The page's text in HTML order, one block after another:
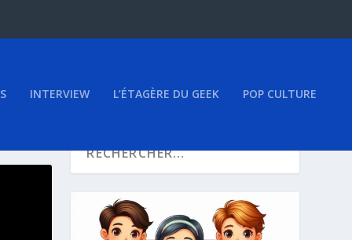
INTERVIEW L’ÉTAGÈRE DU GEEK POP CULTURE